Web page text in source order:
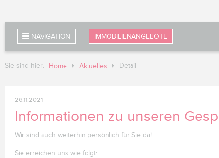
NAVIGATION IMMOBILIENANGEBOTE
Sie sind hier: Home Aktuelles Detail
26.11.2021
Informationen zu unseren
Wir sind auch weiterhin persönlich für Sie da!
Sie erreichen uns wie folgt: